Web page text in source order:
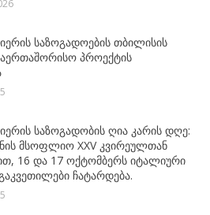
საზოგადოების თბილისის
პროექტის
საზოგადობის ღია კარის დღე:
მსოფლიო XXV კვირეულთან
16 და 17 ოქტომბერს იტალიური
ჩატარდება.